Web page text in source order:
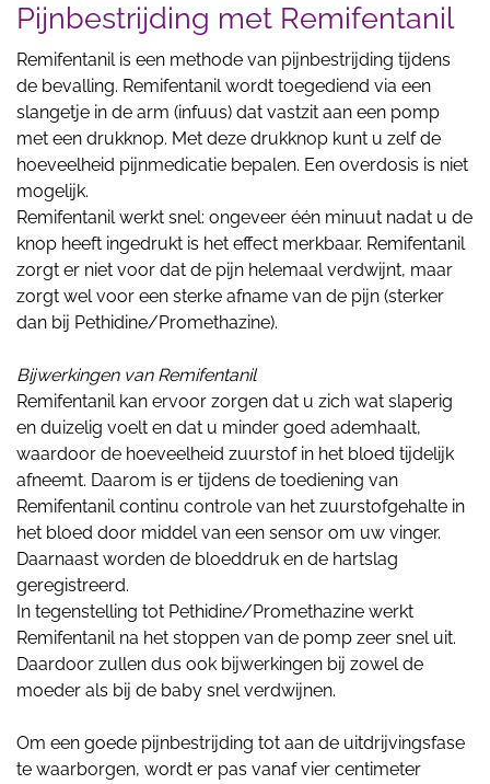
Pijnbestrijding met Remifentanil
Remifentanil is een methode van pijnbestrijding tijdens
de bevalling. Remifentanil wordt toegediend via een
slangetje in de arm (infuus) dat vastzit aan een pomp
met een drukknop. Met deze drukknop kunt u zelf de
hoeveelheid pijnmedicatie bepalen. Een overdosis is niet
mogelijk.
Remifentanil werkt snel: ongeveer één minuut nadat u de
knop heeft ingedrukt is het effect merkbaar. Remifentanil
zorgt er niet voor dat de pijn helemaal verdwijnt, maar
zorgt wel voor een sterke afname van de pijn (sterker
dan bij Pethidine/Promethazine).
Bijwerkingen van Remifentanil
Remifentanil kan ervoor zorgen dat u zich wat slaperig
en duizelig voelt en dat u minder goed ademhaalt,
waardoor de hoeveelheid zuurstof in het bloed tijdelijk
afneemt. Daarom is er tijdens de toediening van
Remifentanil continu controle van het zuurstofgehalte in
het bloed door middel van een sensor om uw vinger.
Daarnaast worden de bloeddruk en de hartslag
geregistreerd.
In tegenstelling tot Pethidine/Promethazine werkt
Remifentanil na het stoppen van de pomp zeer snel uit.
Daardoor zullen dus ook bijwerkingen bij zowel de
moeder als bij de baby snel verdwijnen.
Om een goede pijnbestrijding tot aan de uitdrijvingsfase
te waarborgen, wordt er pas vanaf vier centimeter